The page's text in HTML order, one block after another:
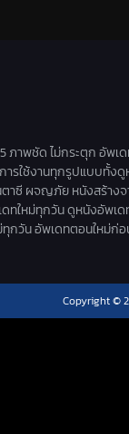
าพชัด ไม่กระตุก อัพเ
ารใช้งานทุกรูปแบบทั้
ผจญภัย หนังสร้างจ
ทใหม่ทุกวัน ดูหนังอัพเด
ทุกวัน อัพเดทตอนใหม่ก่
Copyright ©